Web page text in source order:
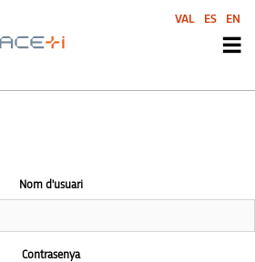
Nom d'usuari
Contrasenya
VAL ES EN